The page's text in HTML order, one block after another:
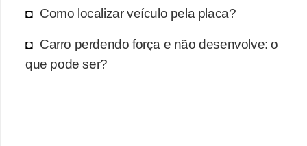
Como localizar veículo pela placa?
Carro perdendo força e não desenvolve: o
que pode ser?
c
o
n